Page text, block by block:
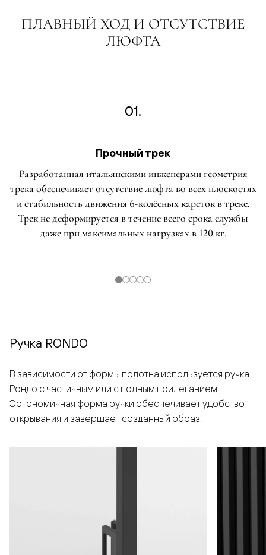
ПЛАВНЫЙ ХОД И ОТСУТСТВИЕ
ЛЮФТА
01.
Прочный трек
Разработанная итальянскими инженерами геометрия
трека обеспечивает отсутствие люфта во всех плоскостях
и стабильность движения 6-колёсных кареток в треке.
Трек не деформируется в течение всего срока службы
даже при максимальных нагрузках в 120 кг.
Ручка RONDO
В зависимости от формы полотна используется ручка
Рондо с частичным или с полным прилеганием.
Эргономичная форма ручки обеспечивает удобство
открывания и завершает созданный образ.